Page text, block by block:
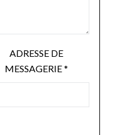
ADRESSE DE
MESSAGERIE*